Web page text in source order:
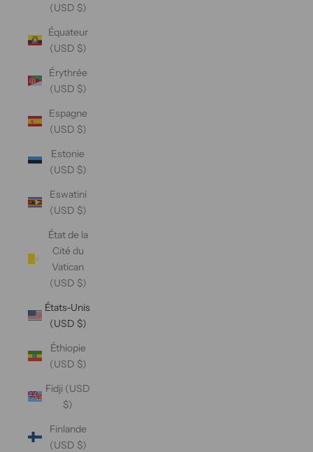
(USD $)
Équateur
(USD $)
Érythrée
(USD $)
Espagne
(USD $)
Estonie
(USD $)
Eswatini
(USD $)
État de la
Cité du
Vatican
(USD $)
États-Unis
(USD $)
Éthiopie
(USD $)
Fidji (USD
$)
Finlande
(USD $)